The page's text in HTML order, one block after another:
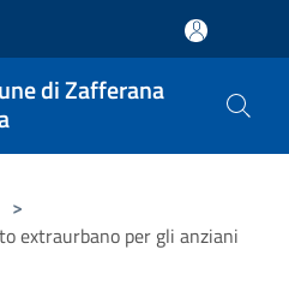
di Zafferana
>
extraurbano per gli anziani